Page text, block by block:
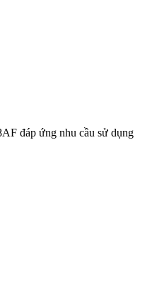
đáp ứng nhu cầu sử dụng